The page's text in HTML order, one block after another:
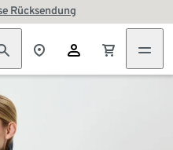
Rücksendung